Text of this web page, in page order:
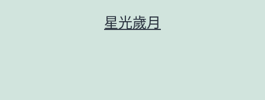
星光歲月